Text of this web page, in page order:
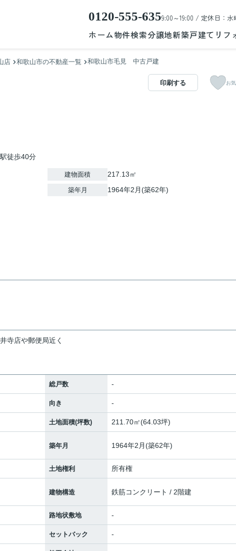
0120-555-6359:00～19:00 / 定休日：水
ホーム物件検索分譲地新築戸建て リフ
店 和歌山市の不動産一覧 和歌山市毛見 中古戸建
徒歩40分
印刷する お
建物面積 217.13㎡
築年月 1964年2月(築62年)
寺店や郵便局近く
総戸数 -
向き -
土地面積(坪数) 211.70㎡(64.03坪)
築年月 1964年2月(築62年)
土地権利 所有権
建物構造 鉄筋コンクリート / 2階建
路地状敷地 -
セットバック -